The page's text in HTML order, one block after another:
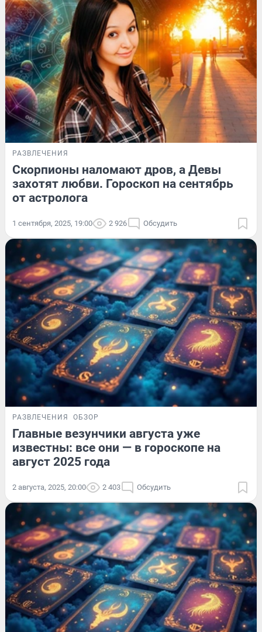
РАЗВЛЕЧЕНИЯ
Скорпионы наломают дров, а Девы
захотят любви. Гороскоп на сентябрь
от астролога
1 сентября, 2025, 19:00 2 926 Обсудить
РАЗВЛЕЧЕНИЯ ОБЗОР
Главные везунчики августа уже
известны: все они — в гороскопе на
август 2025 года
2 августа, 2025, 20:00 2 403 Обсудить